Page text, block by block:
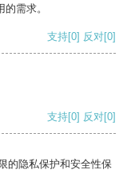
需求。
支持[0] 反对[0]
支持[0] 反对[0]
的隐私保护和安全性保